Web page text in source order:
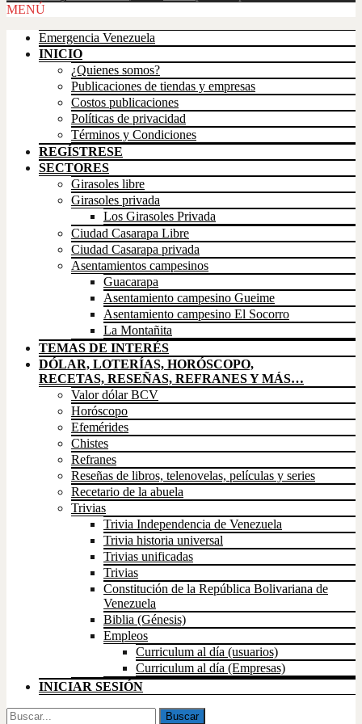
Scroll
MENÚ
Emergencia Venezuela
INICIO
¿Quienes somos?
Publicaciones de tiendas y empresas
Costos publicaciones
Políticas de privacidad
Términos y Condiciones
REGÍSTRESE
SECTORES
Girasoles libre
Girasoles privada
Los Girasoles Privada
Ciudad Casarapa Libre
Ciudad Casarapa privada
Asentamientos campesinos
Guacarapa
Asentamiento campesino Gueime
Asentamiento campesino El Socorro
La Montañita
TEMAS DE INTERÉS
DÓLAR, LOTERÍAS, HORÓSCOPO,
RECETAS, RESEÑAS, REFRANES Y MÁS…
Valor dólar BCV
Horóscopo
Efemérides
Chistes
Refranes
Reseñas de libros, telenovelas, películas y series
Recetario de la abuela
Trivias
Trivia Independencia de Venezuela
Trivia historia universal
Trivias unificadas
Trivias
Constitución de la República Bolivariana de
Venezuela
Biblia (Génesis)
Empleos
Curriculum al día (usuarios)
Curriculum al día (Empresas)
INICIAR SESIÓN
Buscar